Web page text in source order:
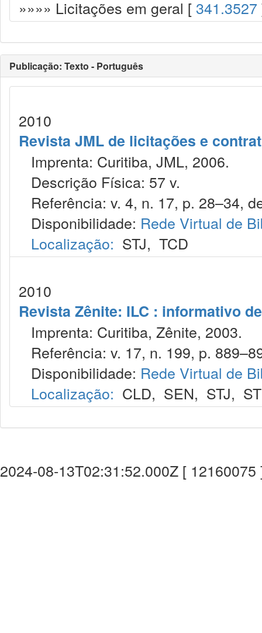
»»»» Licitações em geral [ 341.3527
Publicação: Texto - Português
2010
Revista JML de licitações e
Imprenta: Curitiba, JML, 2006.
Descrição Física: 57 v.
Referência: v. 4, n. 17, p. 28–34,
Disponibilidade: Rede Virtual de
Localização: STJ, TCD
2010
Revista Zênite: ILC : informativo
Imprenta: Curitiba, Zênite, 2003.
Referência: v. 17, n. 199, p.
Disponibilidade: Rede Virtual de
Localização: CLD, SEN, STJ,
2024-08-13T02:31:52.000Z [ 12160075